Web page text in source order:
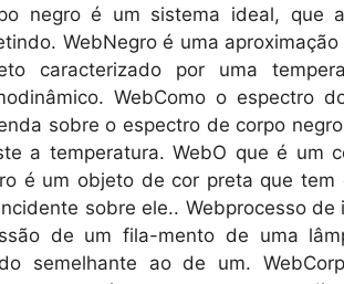
negro é um sistema ideal, que
WebNegro é uma
caracterizado por uma
WebComo o espectro
sobre o espectro de corpo
a temperatura. WebO que é um
é um objeto de cor preta que
sobre ele.. Webprocesso
de um fila-mento de uma
semelhante ao de um.